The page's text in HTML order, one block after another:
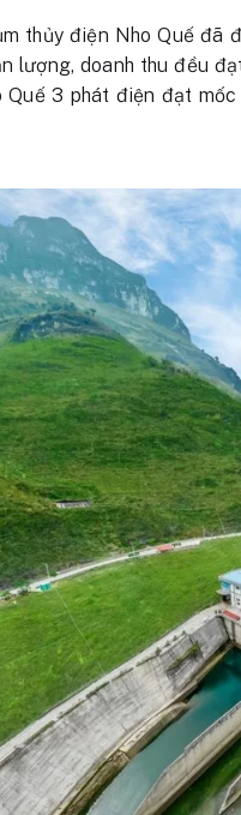
thủy điện Nho Quế đã
lượng, doanh thu đều
Quế 3 phát điện đạt